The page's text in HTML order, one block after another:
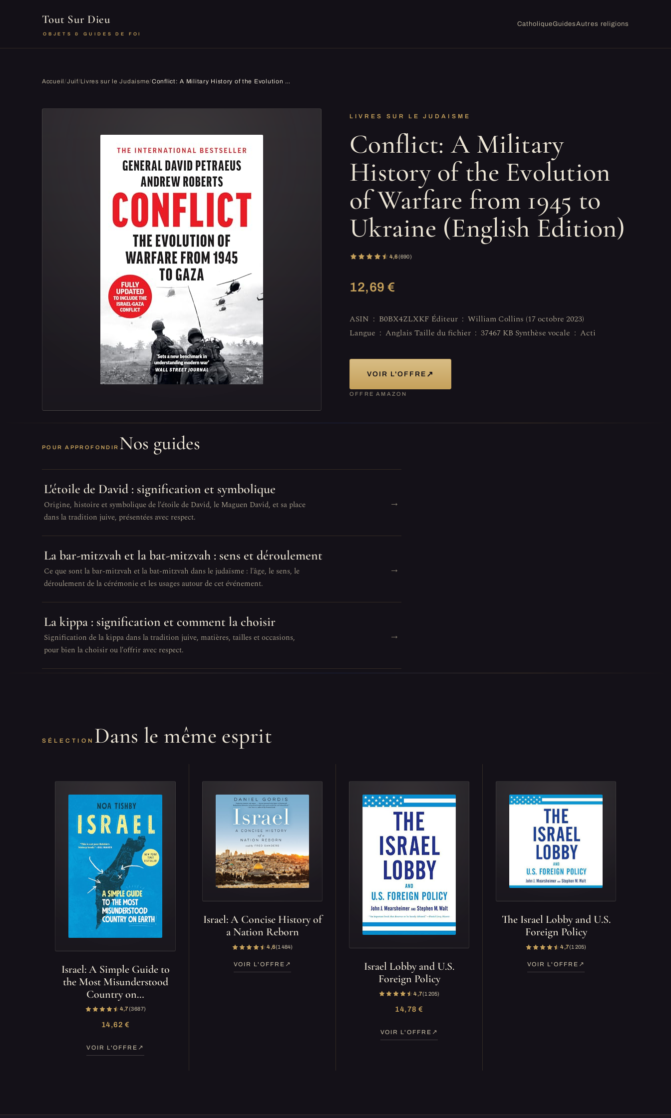
Tout Sur Dieu
OBJETS & GUIDES DE FOI
CatholiqueGuidesAutres religions
Accueil/Juif/Livres sur le Judaisme/ Conflict: A Military History of the Evolution of Warfare from 1945 to Ukraine (English Edition)
LIVRES SUR LE JUDAISME
Conflict: A Military
History of the Evolution
of Warfare from 1945 to
Ukraine (English Edition)
4,6(690)
12,69 €
ASIN ‏ : ‎ B0BX4ZLXKF Éditeur ‏ : ‎ William Collins (17 octobre 2023)
Langue ‏ : ‎ Anglais Taille du fichier ‏ : ‎ 37467 KB Synthèse vocale ‏ : ‎ Acti
VOIR L'OFFRE ↗
OFFRE AMAZON
POUR APPROFONDIR Nos guides
L'étoile de David : signification et symbolique
Origine, histoire et symbolique de l'étoile de David, le Maguen David, et sa place
dans la tradition juive, présentées avec respect.
→
La bar-mitzvah et la bat-mitzvah : sens et déroulement
Ce que sont la bar-mitzvah et la bat-mitzvah dans le judaïsme : l'âge, le sens, le
déroulement de la cérémonie et les usages autour de cet événement.
→
La kippa : signification et comment la choisir
Signification de la kippa dans la tradition juive, matières, tailles et occasions,
pour bien la choisir ou l'offrir avec respect.
→
SÉLECTION Dans le même esprit
Israel: A Simple Guide to
the Most Misunderstood
Country on…
4,7(3 687)
14,62 €
VOIR L'OFFRE
Israel: A Concise History of
a Nation Reborn
4,6(1 484)
VOIR L'OFFRE
Israel Lobby and U.S.
Foreign Policy
4,7(1 205)
14,78 €
VOIR L'OFFRE
The Israel Lobby and U.S.
Foreign Policy
4,7(1 205)
VOIR L'OFFRE